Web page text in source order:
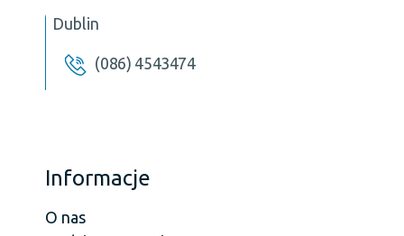
Dublin
(086) 4543474
Informacje
O nas